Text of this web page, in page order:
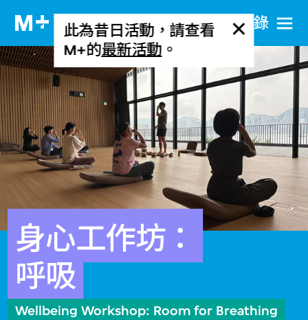
目​錄
此為昔日活動，請查看
M+的最新活動 。
身心工作坊：
呼吸
Wellbeing Workshop: Room for Breathing